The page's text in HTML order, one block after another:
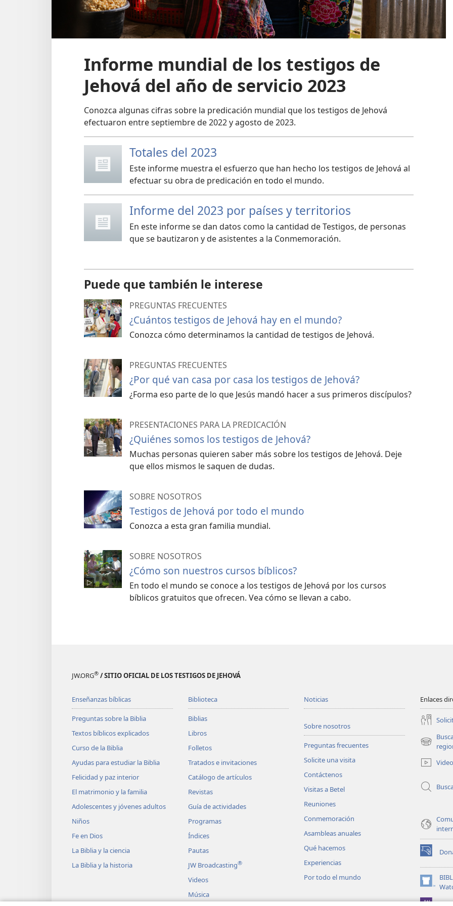
Informe mundial de los testigos de
Jehová del año de servicio 2023
Conozca algunas cifras sobre la predicación mundial que los testigos de Jehová
efectuaron entre septiembre de 2022 y agosto de 2023.
Totales del 2023
Este informe muestra el esfuerzo que han hecho los testigos de Jehová al
efectuar su obra de predicación en todo el mundo.
Informe del 2023 por países y territorios
En este informe se dan datos como la cantidad de Testigos, de personas
que se bautizaron y de asistentes a la Conmemoración.
Puede que también le interese
PREGUNTAS FRECUENTES
¿Cuántos testigos de Jehová hay en el mundo?
Conozca cómo determinamos la cantidad de testigos de Jehová.
PREGUNTAS FRECUENTES
¿Por qué van casa por casa los testigos de Jehová?
¿Forma eso parte de lo que Jesús mandó hacer a sus primeros discípulos?
PRESENTACIONES PARA LA PREDICACIÓN
¿Quiénes somos los testigos de Jehová?
Muchas personas quieren saber más sobre los testigos de Jehová. Deje
que ellos mismos le saquen de dudas.
SOBRE NOSOTROS
Testigos de Jehová por todo el mundo
Conozca a esta gran familia mundial.
SOBRE NOSOTROS
¿Cómo son nuestros cursos bíblicos?
En todo el mundo se conoce a los testigos de Jehová por los cursos
bíblicos gratuitos que ofrecen. Vea cómo se llevan a cabo.
JW.ORG® / SITIO OFICIAL DE LOS TESTIGOS DE JEHOVÁ
Enseñanzas bíblicas
Preguntas sobre la Biblia
Textos bíblicos explicados
Curso de la Biblia
Ayudas para estudiar la Biblia
Felicidad y paz interior
El matrimonio y la familia
Adolescentes y jóvenes adultos
Niños
Fe en Dios
La Biblia y la ciencia
La Biblia y la historia
Biblioteca
Biblias
Libros
Folletos
Tratados e invitaciones
Catálogo de artículos
Revistas
Guía de actividades
Programas
Índices
Pautas
JW Broadcasting®
Videos
Música
Noticias
Sobre nosotros
Preguntas frecuentes
Solicite una visita
Contáctenos
Visitas a Betel
Reuniones
Conmemoración
Asambleas anuales
Qué hacemos
Experiencias
Por todo el mundo
Enlaces
(abre
nueva
(abre
una
nueva
ventana)
(abre
una